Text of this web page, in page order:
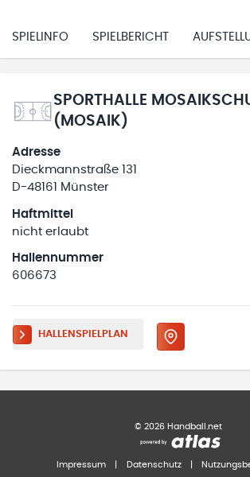
SPIELINFO SPIELBERICHT
SPORTHALLE
(MOSAIK)
Adresse
Dieckmannstraße 131
D-48161 Münster
Haftmittel
nicht erlaubt
Hallennummer
606673
HALLENSPIELPLAN
© 2026 Handball.net
Impressum Datenschutz